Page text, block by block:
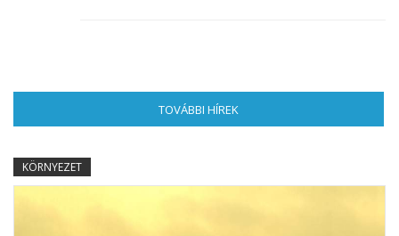
TOVÁBBI HÍREK
KÖRNYEZET